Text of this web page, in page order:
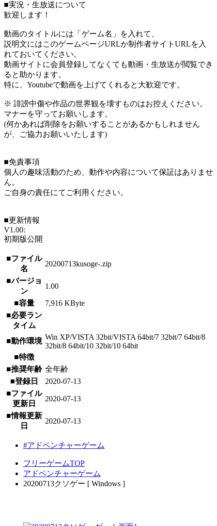
■実況・生放送について
歓迎します！
動画のタイトルには「ゲーム名」を入れて、
説明文にはこのゲームページURLか制作者サイトURLを入
れておいてください。
動画サイトに会員登録してなくても動画・生放送が閲覧でき
ると助かります。
特に、Youtubeで動画を上げてくれると大歓迎です。
※ 誹謗中傷や作品の世界観を壊すものはお控えください。
マナーを守ってお願いします。
(何かあれば削除をお願いすることがあるかもしれません
が、ご協力お願いいたします)
■免責事項
個人の趣味活動のため、動作や内容について保証はありませ
ん。
ご自身の責任にてご利用ください。
■更新情報
V1.00:
初期版公開
■ファイル
名
20200713kusoge-.zip
■バージョ
ン
1.00
■容量
7,916 KByte
■必要ラン
タイム
■動作環境 Win XP/VISTA 32bit/VISTA 64bit/7 32bit/7 64bit/8
32bit/8 64bit/10 32bit/10 64bit
■特徴
■推奨年齢 全年齢
■登録日
2020-07-13
■ファイル
更新日
2020-07-13
■情報更新
日
2020-07-13
#アドベンチャーゲーム
フリーゲームTOP
アドベンチャーゲーム
20200713クソゲー [ Windows ]